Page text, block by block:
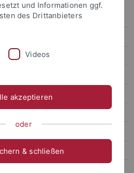
und Professoren
und Informationen ggf.
des Drittanbieters
Videos
akzeptieren
oder
& schließen